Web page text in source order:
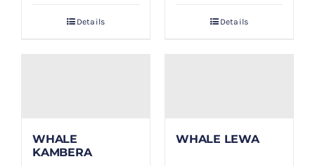
Details Details
WHALE
KAMBERA
WHALE LEWA